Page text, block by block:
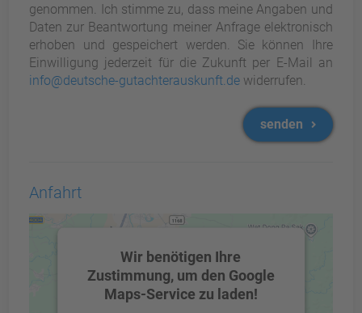
genommen. Ich stimme zu, dass meine Angaben und
Daten zur Beantwortung meiner Anfrage elektronisch
erhoben und gespeichert werden. Sie können Ihre
Einwilligung jederzeit für die Zukunft per E-Mail an
info@deutsche-gutachterauskunft.de widerrufen.
senden
Anfahrt
Wir benötigen Ihre
Zustimmung, um den Google
Maps-Service zu laden!